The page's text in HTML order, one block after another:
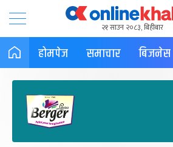
२१ साउन २०८३, बिहीबार
होमपेज समाचार बिजनेस